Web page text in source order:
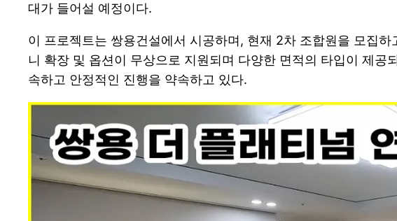
대가 들어설 예정이다.
이 프로젝트는 쌍용건설에서 시공하며, 현재 2차 조합원을 모집
니 확장 및 옵션이 무상으로 지원되며 다양한 면적의 타입이 제
속하고 안정적인 진행을 약속하고 있다.